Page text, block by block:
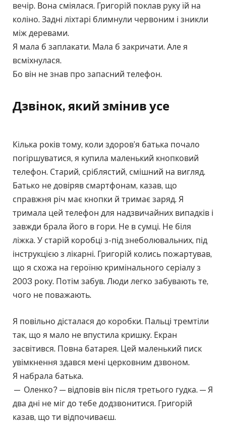
вечір. Вона сміялася. Григорій поклав руку їй на
коліно. Задні ліхтарі блимнули червоним і зникли
між деревами.
Я мала б заплакати. Мала б закричати. Але я
всміхнулася.
Бо він не знав про запасний телефон.
Дзвінок, який змінив усе
Кілька років тому, коли здоров’я батька почало
погіршуватися, я купила маленький кнопковий
телефон. Старий, сріблястий, смішний на вигляд.
Батько не довіряв смартфонам, казав, що
справжня річ має кнопки й тримає заряд. Я
тримала цей телефон для надзвичайних випадків і
завжди брала його в гори. Не в сумці. Не біля
ліжка. У старій коробці з-під знеболювальних, під
інструкцією з лікарні. Григорій колись пожартував,
що я схожа на героїню кримінального серіалу з
2003 року. Потім забув. Люди легко забувають те,
чого не поважають.
Я повільно дісталася до коробки. Пальці тремтіли
так, що я мало не впустила кришку. Екран
засвітився. Повна батарея. Цей маленький писк
увімкнення здався мені церковним дзвоном.
Я набрала батька.
— Оленко? — відповів він після третього гудка. — Я
два дні не міг до тебе додзвонитися. Григорій
казав, що ти відпочиваєш.